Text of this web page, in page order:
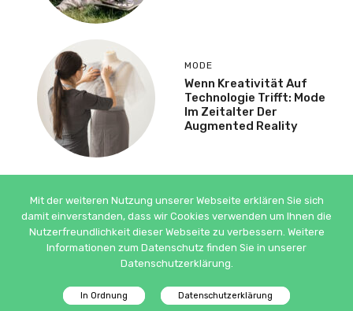
MODE
Wenn Kreativität Auf
Technologie Trifft: Mode
Im Zeitalter Der
Augmented Reality
© ADSIMPLE 2026
Mit der weiteren Nutzung unserer Webseite erklären Sie sich
damit einverstanden, dass wir Cookies verwenden um Ihnen die
Nutzerfreundlichkeit dieser Webseite zu verbessern. Weitere
Informationen zum Datenschutz finden Sie in unserer
Datenschutzerklärung.
In Ordnung Datenschutzerklärung
Datenschutzinfo